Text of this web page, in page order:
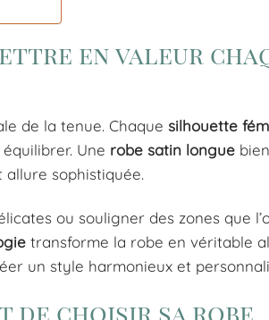
en valeur
de la tenue. Chaque silhouette
Une robe satin longue bien
sophistiquée.
ou souligner des zones que
transforme la robe en véritable
un style harmonieux et
de choisir sa robe